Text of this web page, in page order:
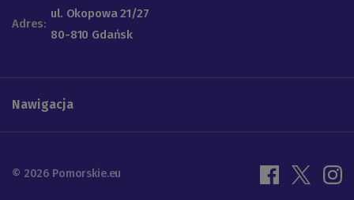
Adres:
ul. Okopowa 21/27
80-810 Gdańsk
Nawigacja
© 2026 Pomorskie.eu